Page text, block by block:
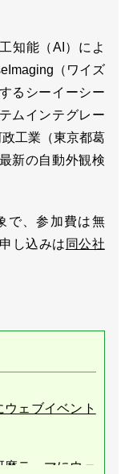
知能（AI）によ
（ワイズ
るシーイーシー
ムインテグレー
工業（東京都葛
新の自動外観検
で、参加費は無
し込みは 同公社
ェブイベント
テーマにウェ